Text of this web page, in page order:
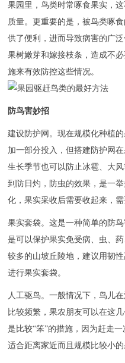
荣誉资质
客户案例
新闻中心
技术中心
关于我们
企业文化
联系我们
果园里，鸟类时常啄食果实，
质量。更重要的是，被鸟类啄
供了便利，进而导致病害的广
果树嫩芽和嫁接枝条，造成不
施来有效防控这些情况。
防鸟害妙招
建设防护网。现在规模化种植
加一部分投入，但搭建防护网
生长季节也可以防止冰雹、大
到防日灼，防虫的效果，是一
化，果实采收后需要收起来，需
果实套袋。这是一种简单的防
是可以保护果实免受病、虫、
较多的山坡丘陵地，建议用韧
进行果实套袋。
人工驱鸟。一般情况下，鸟儿
比较频繁，果农朋友可以在这
是比较“笨”的措施，因为赶走
适合距离家近而且规模比较小的